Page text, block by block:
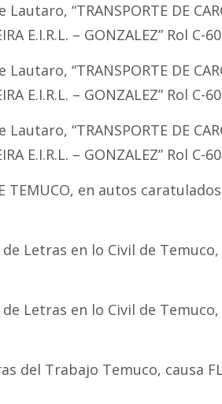
“TRANSPORTE DE
E.I.R.L. – GONZALEZ” Rol C-
“TRANSPORTE DE
E.I.R.L. – GONZALEZ” Rol C-
“TRANSPORTE DE
E.I.R.L. – GONZALEZ” Rol C-
TEMUCO, en autos caratulados
Letras en lo Civil de Temuco,
Letras en lo Civil de Temuco,
del Trabajo Temuco, causa